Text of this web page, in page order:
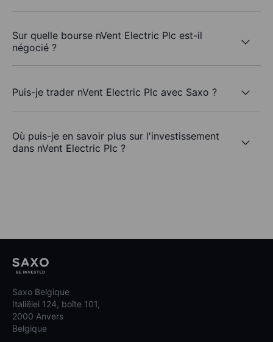
Sur quelle bourse nVent Electric Plc est-il
négocié ?
Puis-je trader nVent Electric Plc avec Saxo ?
Où puis-je en savoir plus sur l'investissement
dans nVent Electric Plc ?
Saxo Belgique
Italiëlei 124, boîte 101,
2000 Anvers
Belgique